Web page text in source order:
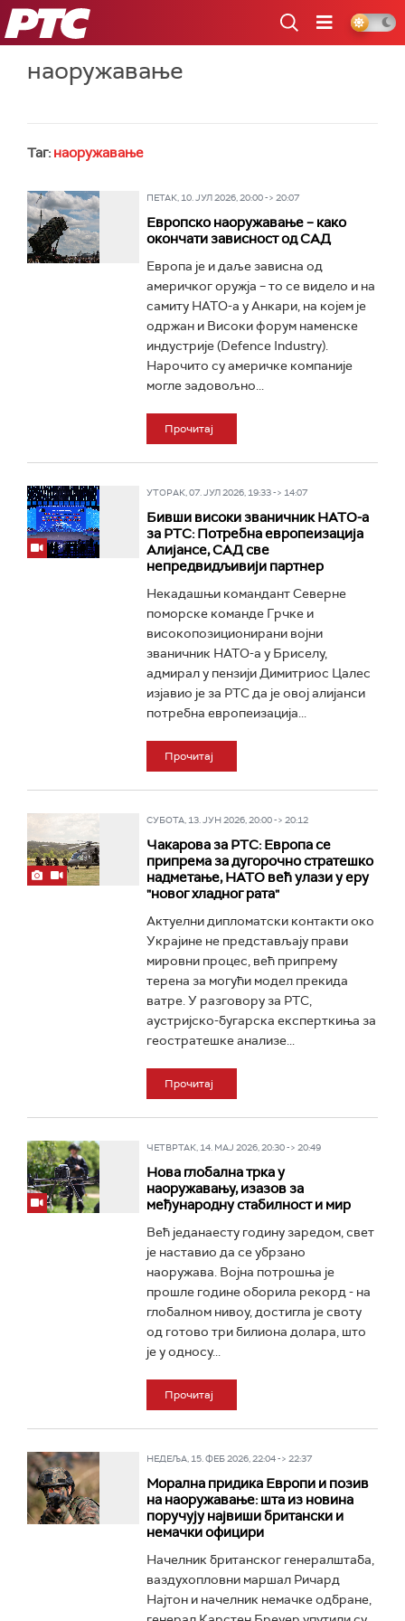
РТС
наоружавање
Таг: наоружавање
ПЕТАК, 10. ЈУЛ 2026, 20:00 -> 20:07
Европско наоружавање – како
окончати зависност од САД
Европа је и даље зависна од
америчког оружја – то се видело и на
самиту НАТО-а у Анкари, на којем је
одржан и Високи форум наменске
индустрије (Defence Industry).
Нарочито су америчке компаније
могле задовољно...
Прочитај
УТОРАК, 07. ЈУЛ 2026, 19:33 -> 14:07
Бивши високи званичник НАТО-а
за РТС: Потребна европеизација
Алијансе, САД све
непредвидљивији партнер
Некадашњи командант Северне
поморске команде Грчке и
високопозиционирани војни
званичник НАТО-а у Бриселу,
адмирал у пензији Димитриос Цалес
изјавио је за РТС да је овој алијанси
потребна европеизација...
Прочитај
СУБОТА, 13. ЈУН 2026, 20:00 -> 20:12
Чакарова за РТС: Европа се
припрема за дугорочно стратешко
надметање, НАТО већ улази у еру
"новог хладног рата"
Актуелни дипломатски контакти око
Украјине не представљају прави
мировни процес, већ припрему
терена за могући модел прекида
ватре. У разговору за РТС,
аустријско-бугарска експерткиња за
геостратешке анализе...
Прочитај
ЧЕТВРТАК, 14. МАЈ 2026, 20:30 -> 20:49
Нова глобална трка у
наоружавању, изазов за
међународну стабилност и мир
Већ једанаесту годину заредом, свет
је наставио да се убрзано
наоружава. Војна потрошња је
прошле године оборила рекорд - на
глобалном нивоу, достигла је своту
од готово три билиона долара, што
је у односу...
Прочитај
НЕДЕЉА, 15. ФЕБ 2026, 22:04 -> 22:37
Морална придика Европи и позив
на наоружавање: шта из новина
поручују највиши британски и
немачки официри
Начелник британског генералштаба,
ваздухопловни маршал Ричард
Најтон и начелник немачке одбране,